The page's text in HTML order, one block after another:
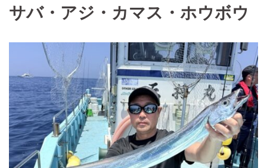
サバ・アジ・カマス・ホウボウ